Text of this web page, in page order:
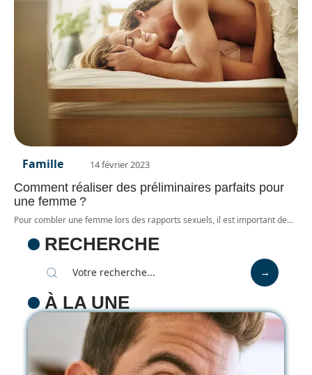
Famille 14 février 2023
Comment réaliser des préliminaires parfaits pour
une femme ?
Pour combler une femme lors des rapports sexuels, il est important de…
RECHERCHE
À LA UNE